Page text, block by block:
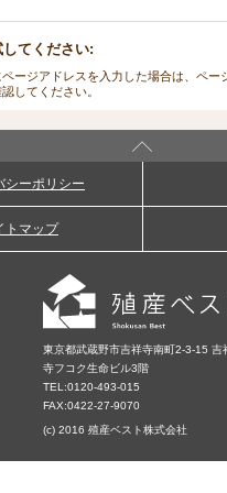
てください:
ージアドレスを入力した場合は、ペー
してください。
シーポリシー
トマップ
東京都武蔵野市吉祥寺南町2-3-15 吉
寺フコク生命ビル3階
TEL:0120-493-015
FAX:0422-27-9070
(c) 2016 殖産ベスト株式会社